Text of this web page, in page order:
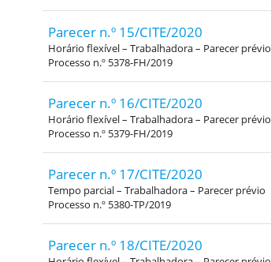
Parecer n.º 15/CITE/2020
Horário flexível – Trabalhadora – Parecer prévio
Processo n.º 5378-FH/2019
Parecer n.º 16/CITE/2020
Horário flexível – Trabalhadora – Parecer prévio
Processo n.º 5379-FH/2019
Parecer n.º 17/CITE/2020
Tempo parcial – Trabalhadora – Parecer prévio
Processo n.º 5380-TP/2019
Parecer n.º 18/CITE/2020